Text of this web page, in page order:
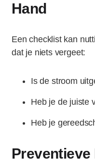
Hand
Een checklist kan
dat je niets vergeet:
Is de stroom
Heb je de juiste
Heb je
Preventieve